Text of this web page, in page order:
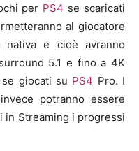
per PS4 se scaricati
al giocatore
e cioè avranno
5.1 e fino a 4K
giocati su PS4 Pro. I
potranno essere
in Streaming i progressi